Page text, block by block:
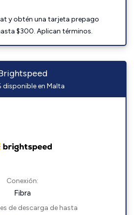
y obtén una tarjeta prepago
$300. Aplican términos.
disponible en Malta
Conexión:
Fibra
de descarga de hasta